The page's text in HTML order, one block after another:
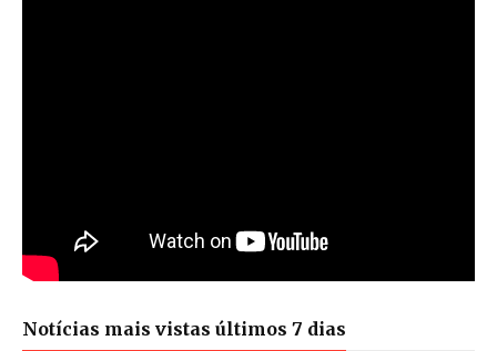
Notícias mais vistas últimos 7 dias